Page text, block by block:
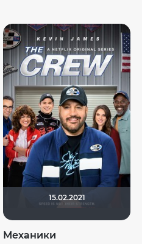
15.02.2021
Механики